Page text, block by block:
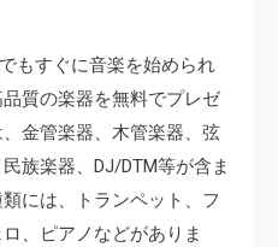
もすぐに音楽を始められ
質の楽器を無料でプレゼ
金管楽器、木管楽器、弦
族楽器、DJ/DTM等が含ま
には、トランペット、フ
、ピアノなどがありま